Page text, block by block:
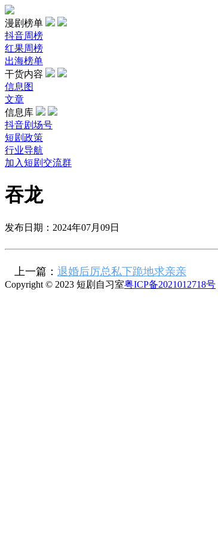
漫剧榜单
抖音周榜
红果周榜
出海榜单
干货内容
信息图
文章
信息库
抖音剧场号
短剧政策
行业导航
加入短剧交流群
吞龙
发布日期：2024年07月09日
上一篇： 退婚后厉总私下跪地求亲亲
Copyright © 2023 短剧自习室粤ICP备2021012718号